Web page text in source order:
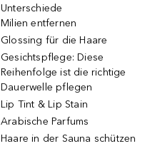
Unterschiede
Milien entfernen
Glossing für die Haare
Gesichtspflege: Diese
Reihenfolge ist die richtige
Dauerwelle pflegen
Lip Tint & Lip Stain
Arabische Parfums
Haare in der Sauna schützen